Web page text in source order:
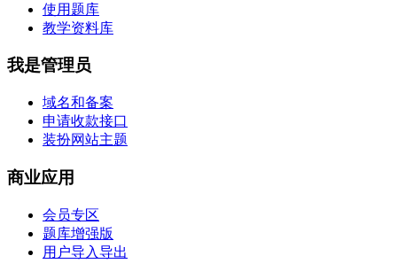
使用题库
教学资料库
我是管理员
域名和备案
申请收款接口
装扮网站主题
商业应用
会员专区
题库增强版
用户导入导出